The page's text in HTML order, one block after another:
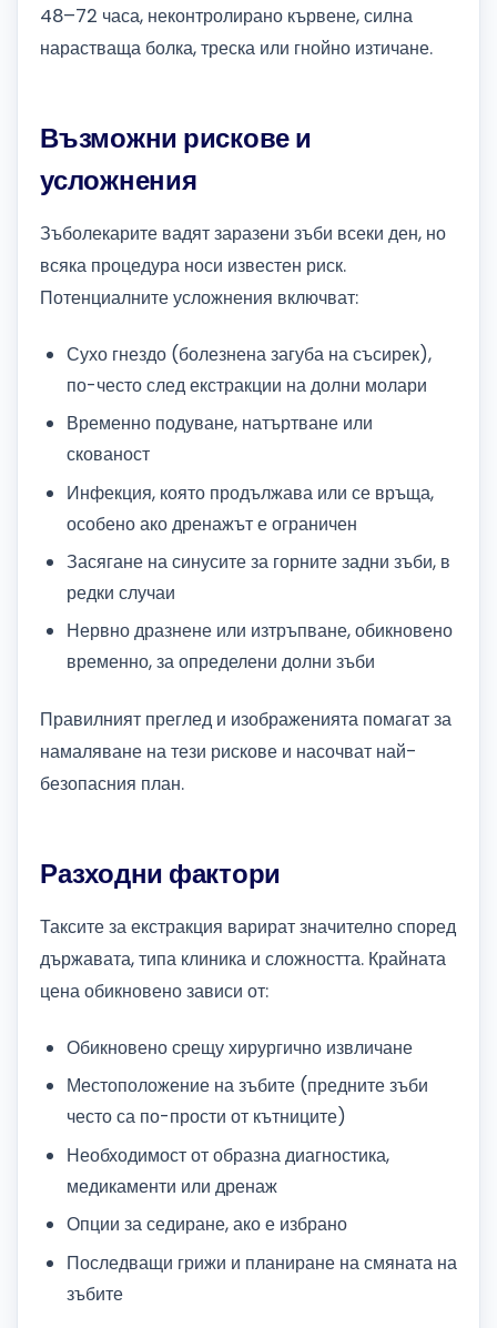
48–72 часа, неконтролирано кървене, силна
нарастваща болка, треска или гнойно изтичане.
Възможни рискове и
усложнения
Зъболекарите вадят заразени зъби всеки ден, но
всяка процедура носи известен риск.
Потенциалните усложнения включват:
Сухо гнездо (болезнена загуба на съсирек),
по-често след екстракции на долни молари
Временно подуване, натъртване или
скованост
Инфекция, която продължава или се връща,
особено ако дренажът е ограничен
Засягане на синусите за горните задни зъби, в
редки случаи
Нервно дразнене или изтръпване, обикновено
временно, за определени долни зъби
Правилният преглед и изображенията помагат за
намаляване на тези рискове и насочват най-
безопасния план.
Разходни фактори
Таксите за екстракция варират значително според
държавата, типа клиника и сложността. Крайната
цена обикновено зависи от:
Обикновено срещу хирургично извличане
Местоположение на зъбите (предните зъби
често са по-прости от кътниците)
Необходимост от образна диагностика,
медикаменти или дренаж
Опции за седиране, ако е избрано
Последващи грижи и планиране на смяната на
зъбите